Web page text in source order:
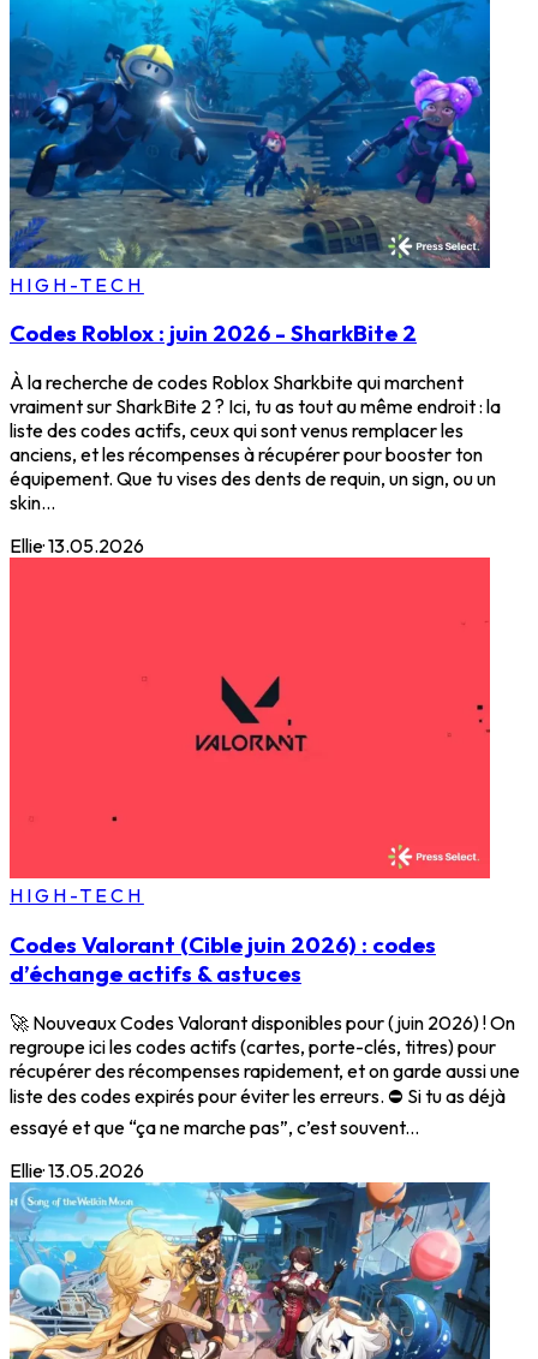
HIGH-TECH
Codes Roblox : juin 2026 - SharkBite 2
À la recherche de codes Roblox Sharkbite qui marchent
vraiment sur SharkBite 2 ? Ici, tu as tout au même endroit : la
liste des codes actifs, ceux qui sont venus remplacer les
anciens, et les récompenses à récupérer pour booster ton
équipement. Que tu vises des dents de requin, un sign, ou un
skin...
Ellie·13.05.2026
HIGH-TECH
Codes Valorant (Cible juin 2026) : codes
d’échange actifs & astuces
🚀 Nouveaux Codes Valorant disponibles pour (juin 2026) ! On
regroupe ici les codes actifs (cartes, porte-clés, titres) pour
récupérer des récompenses rapidement, et on garde aussi une
liste des codes expirés pour éviter les erreurs. ⛔ Si tu as déjà
essayé et que “ça ne marche pas”, c’est souvent...
Ellie·13.05.2026